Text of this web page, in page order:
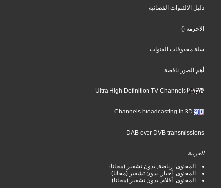
دليل الالقنوات الفضائية
الاحزمة ()
سلة محذوفات القنوات
أهم الصور ناقصة
Ultra High Definition TV Channels
DAB over DVB transmissions
العربية
المحتوى: رياضة, بدون تشفير (مجانا)
المحتوى: أخبار, بدون تشفير (مجانا)
المحتوى: أفلام, بدون تشفير (مجانا)